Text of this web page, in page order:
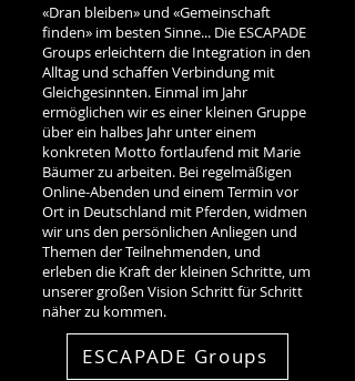
«Dran bleiben» und «Gemeinschaft
finden» im besten Sinne... Die ESCAPADE
Groups erleichtern die Integration in den
Alltag und schaffen Verbindung mit
Gleichgesinnten. Einmal im Jahr
ermöglichen wir es einer kleinen Gruppe
über ein halbes Jahr unter einem
konkreten Motto fortlaufend mit Marie
Bäumer zu arbeiten. Bei regelmäßigen
Online-Abenden und einem Termin vor
Ort in Deutschland mit Pferden, widmen
wir uns den persönlichen Anliegen und
Themen der Teilnehmenden, und
erleben die Kraft der kleinen Schritte, um
unserer großen Vision Schritt für Schritt
näher zu kommen.
ESCAPADE Groups